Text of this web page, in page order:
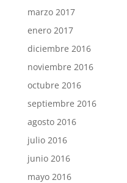
marzo 2017
enero 2017
diciembre 2016
noviembre 2016
octubre 2016
septiembre 2016
agosto 2016
julio 2016
junio 2016
mayo 2016